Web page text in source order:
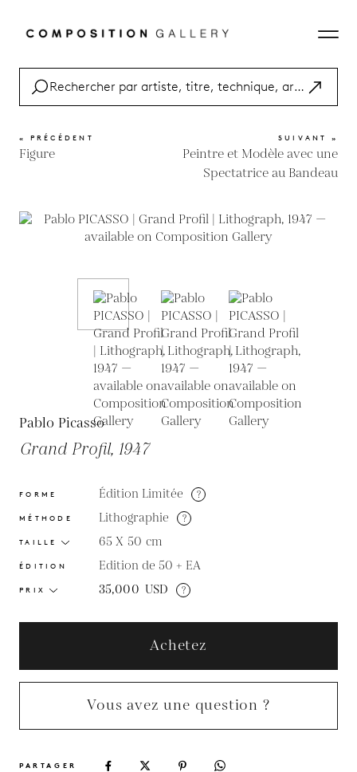
« PRÉCÉDENT
Figure
SUIVANT »
Peintre et Modèle avec une
Spectatrice au Bandeau
Pablo Picasso
Grand Profil, 1947
FORME Édition Limitée ?
MÉTHODE Lithographie ?
TAILLE 65 X 50 cm
ÉDITION Edition de 50 + EA
PRIX 35,000 USD ?
Achetez
Vous avez une question ?
PARTAGER